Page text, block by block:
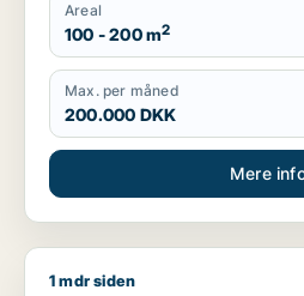
Areal
100 - 200 m2
Max. per måned
200.000 DKK
Mere
Kenneth søger lager, værksted
1 mdr siden